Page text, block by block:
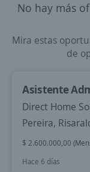
No hay más
Mira estas
de
Asistente
Direct Home
Pereira,
$ 2.600.000,00
Hace 6 días